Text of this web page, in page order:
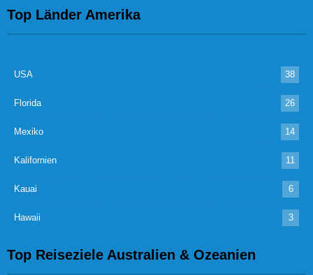
Top Länder Amerika
USA 38
Florida 26
Mexiko 14
Kalifornien 11
Kauai 6
Hawaii 3
Top Reiseziele Australien & Ozeanien